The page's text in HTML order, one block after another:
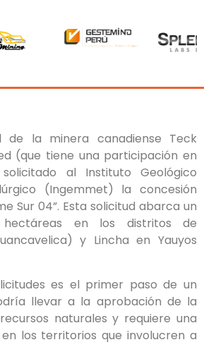
de la minera canadiense Teck
(que tiene una participación en
al Instituto Geológico
(Ingemmet) la concesión
Sur 04”. Esta solicitud abarca un
en los distritos de
y Lincha en Yauyos
es el primer paso de un
llevar a la aprobación de la
naturales y requiere una
los territorios que involucren a